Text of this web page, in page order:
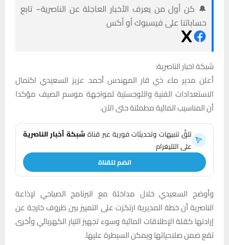
🔔 كن أول من يعرف الأخبار العاجلة عن الناصرية– تابع
حساباتنا على فيسبوك أو أكس
شبكة اخبار الناصرية:
أعلن مدير ماء ذي قار المهندس أحمد عزيز السعيدي اكتمال
الاستعدادات الفنية واللوجستية لمواجهة موسم الصيف مؤكدا
أن المناسيب المائية مطمئنة حتى الآن.
تلقَّ تنبيهات وتحديثات فورية عبر قناةشبكة أخبار الناصرية
على التليغرام
انضم للقناة
وأوضح السعيدي خلال مداخلة مع البرنامج الصباحي لإذاعة
الناصرية أن خطة المديرية ارتكزت على التمييز بين ظروف خارجة عن
إرادتها كقلة الإطلاقات المائية وسوء تجهيز التيار الكهربائي وأخرى
تقع ضمن صلاحياتها ويمكن السيطرة عليها.